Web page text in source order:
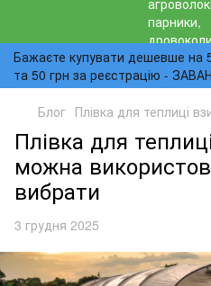
Бажаєте купувати дешевше на
та 50 грн за реєстрацію -
Блог Плівка для теплиці
Плівка для
можна
вибрати
3 грудня 2025